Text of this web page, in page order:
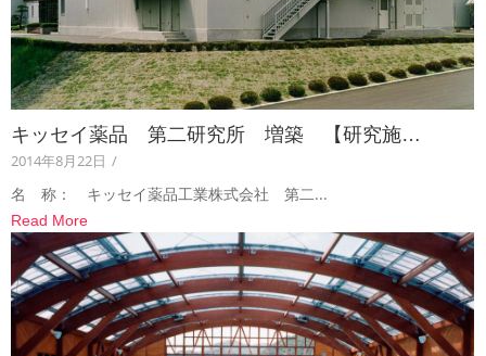
キッセイ薬品 第二研究所 増築 【研究施…
2014年8月22日 /
名 称： キッセイ薬品工業株式会社 第二...
Read More